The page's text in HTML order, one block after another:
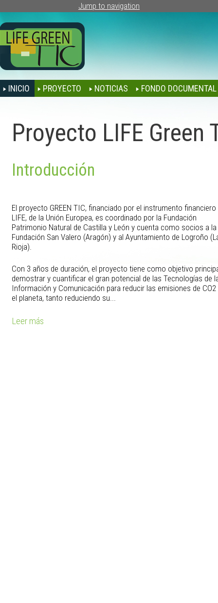
Jump to navigation
INICIO PROYECTO NOTICIAS FONDO DOCUMENTAL
Proyecto LIFE Green
Introducción
El proyecto GREEN TIC, financiado por el instrumento financiero
LIFE, de la Unión Europea, es coordinado por la Fundación
Patrimonio Natural de Castilla y León y cuenta como socios a la
Fundación San Valero (Aragón) y al Ayuntamiento de Logroño
Rioja).
Con 3 años de duración, el proyecto tiene como objetivo
demostrar y cuantificar el gran potencial de las Tecnologías de
Información y Comunicación para reducir las emisiones de CO2
el planeta, tanto reduciendo su...
Leer más